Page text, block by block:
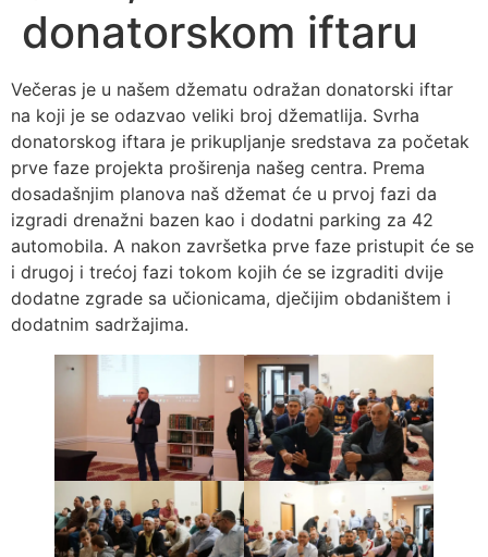
donatorskom iftaru
Večeras je u našem džematu odražan donatorski iftar
na koji je se odazvao veliki broj džematlija. Svrha
donatorskog iftara je prikupljanje sredstava za početak
prve faze projekta proširenja našeg centra. Prema
dosadašnjim planova naš džemat će u prvoj fazi da
izgradi drenažni bazen kao i dodatni parking za 42
automobila. A nakon završetka prve faze pristupit će se
i drugoj i trećoj fazi tokom kojih će se izgraditi dvije
dodatne zgrade sa učionicama, dječijim obdaništem i
dodatnim sadržajima.